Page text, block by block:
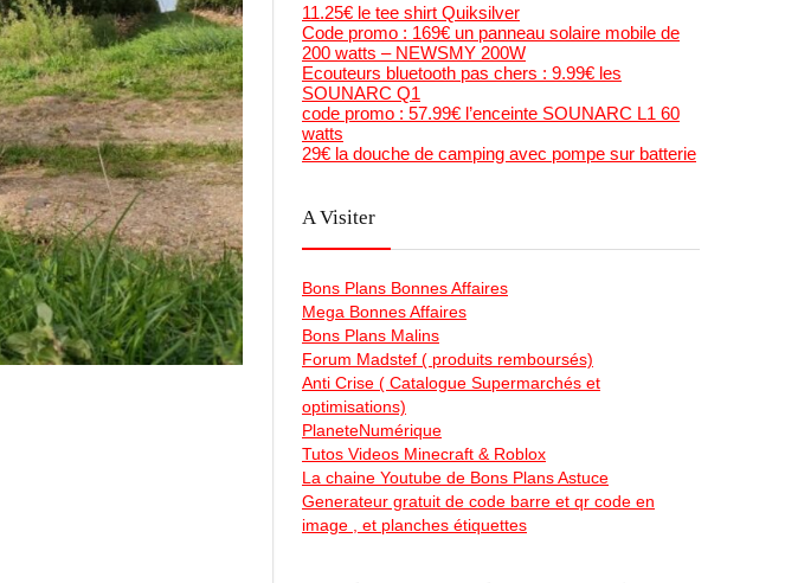
11.25€ le tee shirt Quiksilver
Code promo : 169€ un panneau solaire mobile de
200 watts – NEWSMY 200W
Ecouteurs bluetooth pas chers : 9.99€ les
SOUNARC Q1
code promo : 57.99€ l’enceinte SOUNARC L1 60
watts
29€ la douche de camping avec pompe sur batterie
A Visiter
Bons Plans Bonnes Affaires
Mega Bonnes Affaires
Bons Plans Malins
Forum Madstef ( produits remboursés)
Anti Crise ( Catalogue Supermarchés et
optimisations)
PlaneteNumérique
Tutos Videos Minecraft & Roblox
La chaine Youtube de Bons Plans Astuce
Generateur gratuit de code barre et qr code en
image , et planches étiquettes